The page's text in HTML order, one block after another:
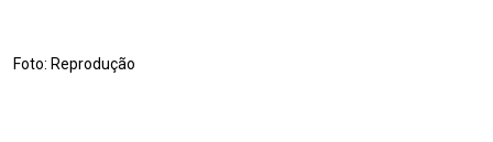
Foto: Reprodução